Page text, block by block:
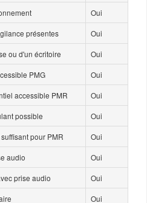
Oui
présentes
Oui
ou d'un écritoire
Oui
PMG
Oui
accessible PMR
Oui
possible
Oui
pour PMR
Oui
audio
Oui
prise audio
Oui
Oui